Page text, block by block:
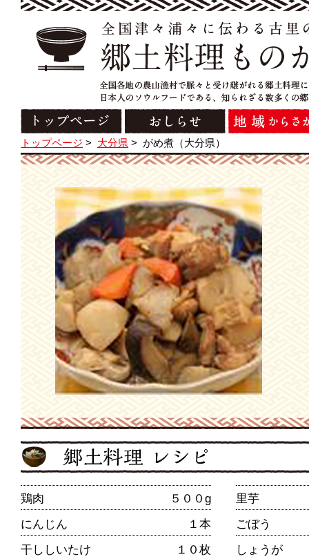
トップページ > 大分県 > がめ煮（大分県）
鶏肉 ５００g
里芋
にんじん
１本
ごぼう
干ししいたけ
１０枚
しょうが